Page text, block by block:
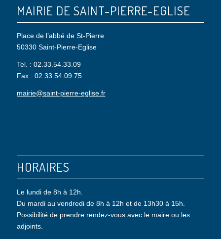
MAIRIE DE SAINT-PIERRE-EGLISE
Place de l’abbé de St-Pierre
50330 Saint-Pierre-Eglise
Tel. : 02.33.54.33.09
Fax : 02.33.54.09.75
mairie@saint-pierre-eglise.fr
HORAIRES
Le lundi de 8h à 12h.
Du mardi au vendredi de 8h à 12h et de 13h30 à 15h.
Possibilité de prendre rendez-vous avec le maire ou les
adjoints.